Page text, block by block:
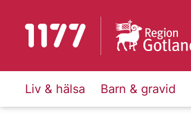
Till startsidan för 1177
Liv & hälsa Barn & gravid